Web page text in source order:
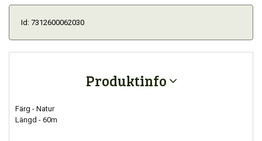
Id: 7312600062030
Produktinfo
Färg - Natur
Längd - 60m